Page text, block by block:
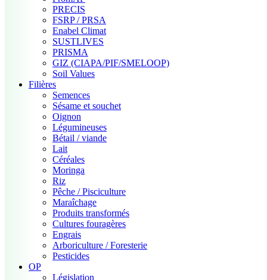
PRECIS
FSRP / PRSA
Enabel Climat
SUSTLIVES
PRISMA
GIZ (CIAPA/PIF/SMELOOP)
Soil Values
Filières
Semences
Sésame et souchet
Oignon
Légumineuses
Bétail / viande
Lait
Céréales
Moringa
Riz
Pêche / Pisciculture
Maraîchage
Produits transformés
Cultures fouragères
Engrais
Arboriculture / Foresterie
Pesticides
OP
Législation